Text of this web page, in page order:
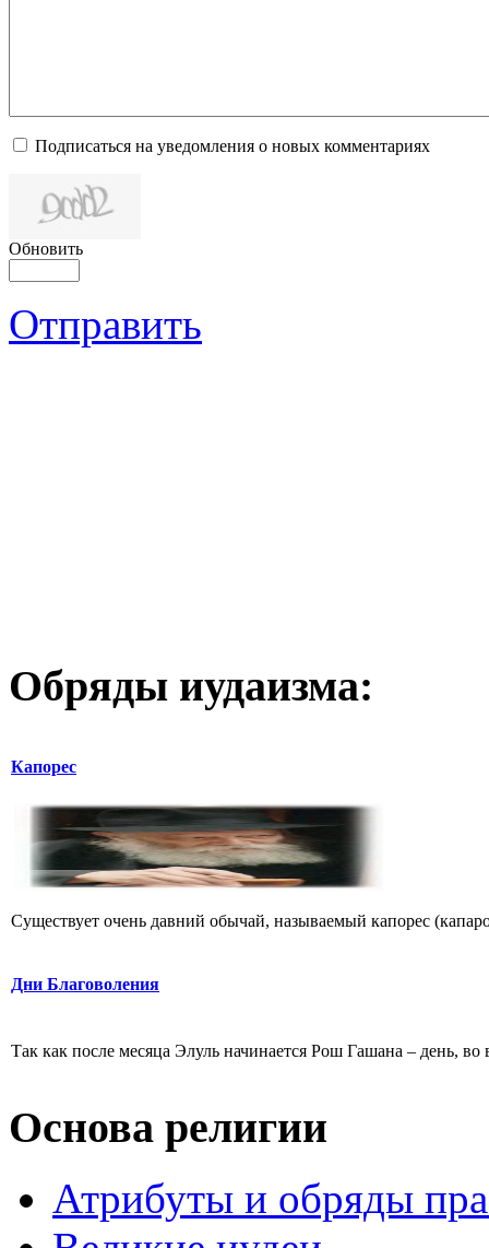
Подписаться на уведомления о новых комментариях
Обновить
Отправить
Обряды иудаизма:
Капорес
Существует очень давний обычай, называемый капорес
Дни Благоволения
Так как после месяца Элуль начинается Рош Гашана – день,
Основа религии
Атрибуты и обряды